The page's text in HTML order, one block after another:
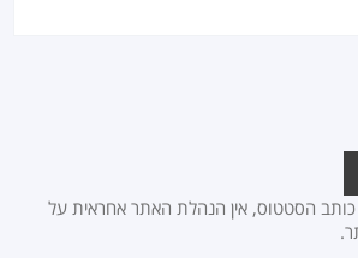
כותב הסטטוס, אין הנהלת האתר אחראית על